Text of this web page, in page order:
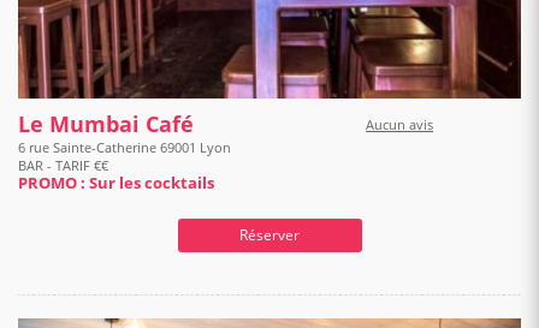
Le Mumbai Café
Aucun avis
6 rue Sainte-Catherine 69001 Lyon
BAR - TARIF €€
PROMO : Sur les cocktails
Réserver